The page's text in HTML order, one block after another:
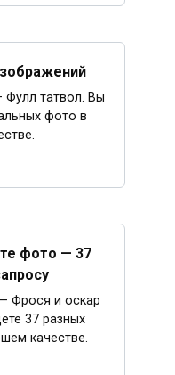
Фулл татвол. Вы
фото в
фото — 37
Фрося и оскар
37 разных
качестве.